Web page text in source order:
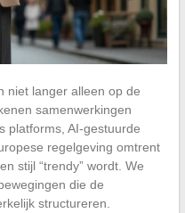
niet langer alleen op de
samenwerkingen
platforms, AI-gestuurde
regelgeving omtrent
stijl “trendy” wordt. We
die de
structureren.